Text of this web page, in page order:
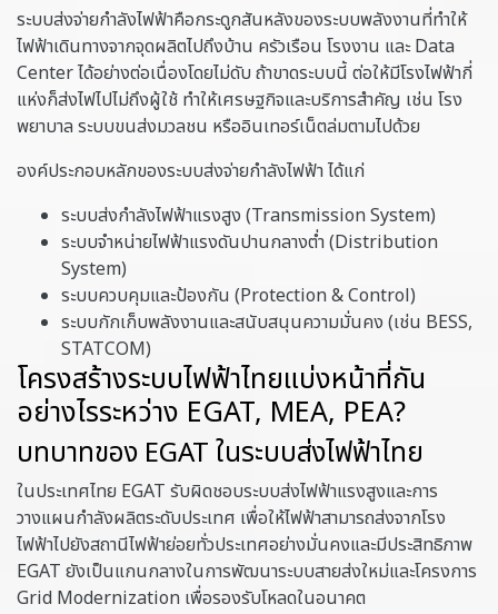
ระบบส่งจ่ายกำลังไฟฟ้าคือกระดูกสันหลังของระบบพลังงานที่ทำให้
ไฟฟ้าเดินทางจากจุดผลิตไปถึงบ้าน ครัวเรือน โรงงาน และ Data
Center ได้อย่างต่อเนื่องโดยไม่ดับ ถ้าขาดระบบนี้ ต่อให้มีโรงไฟฟ้ากี่
แห่งก็ส่งไฟไปไม่ถึงผู้ใช้ ทำให้เศรษฐกิจและบริการสำคัญ เช่น โรง
พยาบาล ระบบขนส่งมวลชน หรืออินเทอร์เน็ตล่มตามไปด้วย
องค์ประกอบหลักของระบบส่งจ่ายกำลังไฟฟ้า ได้แก่
ระบบส่งกำลังไฟฟ้าแรงสูง (Transmission System)
ระบบจำหน่ายไฟฟ้าแรงดันปานกลางต่ำ (Distribution
System)
ระบบควบคุมและป้องกัน (Protection & Control)
ระบบกักเก็บพลังงานและสนับสนุนความมั่นคง (เช่น BESS,
STATCOM)
โครงสร้างระบบไฟฟ้าไทยแบ่งหน้าที่กัน
อย่างไรระหว่าง EGAT, MEA, PEA?
บทบาทของ EGAT ในระบบส่งไฟฟ้าไทย
ในประเทศไทย EGAT รับผิดชอบระบบส่งไฟฟ้าแรงสูงและการ
วางแผนกำลังผลิตระดับประเทศ เพื่อให้ไฟฟ้าสามารถส่งจากโรง
ไฟฟ้าไปยังสถานีไฟฟ้าย่อยทั่วประเทศอย่างมั่นคงและมีประสิทธิภาพ
EGAT ยังเป็นแกนกลางในการพัฒนาระบบสายส่งใหม่และโครงการ
Grid Modernization เพื่อรองรับโหลดในอนาคต